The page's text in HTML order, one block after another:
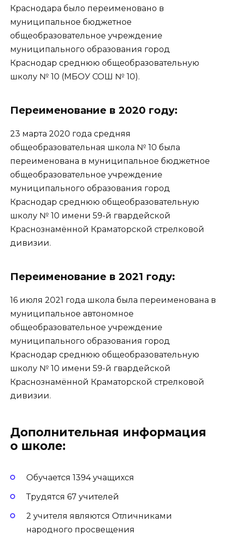
Краснодара было переименовано в
муниципальное бюджетное
общеобразовательное учреждение
муниципального образования город
Краснодар среднюю общеобразовательную
школу № 10 (МБОУ СОШ № 10).
Переименование в 2020 году:
23 марта 2020 года средняя
общеобразовательная школа № 10 была
переименована в муниципальное бюджетное
общеобразовательное учреждение
муниципального образования город
Краснодар среднюю общеобразовательную
школу № 10 имени 59-й гвардейской
Краснознамённой Краматорской стрелковой
дивизии.
Переименование в 2021 году:
16 июля 2021 года школа была переименована в
муниципальное автономное
общеобразовательное учреждение
муниципального образования город
Краснодар среднюю общеобразовательную
школу № 10 имени 59-й гвардейской
Краснознамённой Краматорской стрелковой
дивизии.
Дополнительная информация
о школе:
Обучается 1394 учащихся
Трудятся 67 учителей
2 учителя являются Отличниками
народного просвещения